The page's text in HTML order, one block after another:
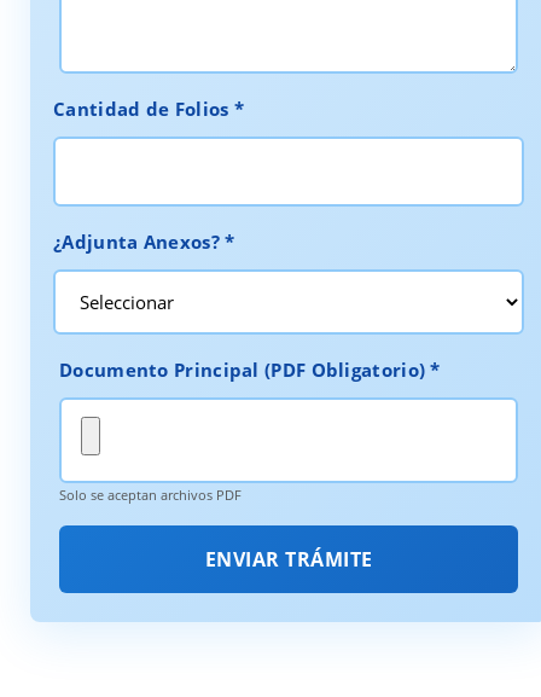
Cantidad de Folios *
¿Adjunta Anexos? *
Documento Principal (PDF Obligatorio) *
Solo se aceptan archivos PDF
ENVIAR TRÁMITE